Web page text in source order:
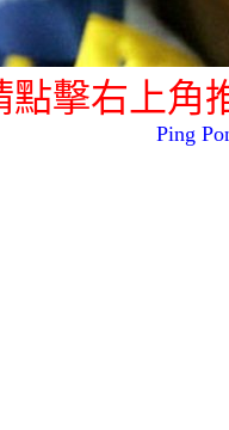
擊右上角
Ping